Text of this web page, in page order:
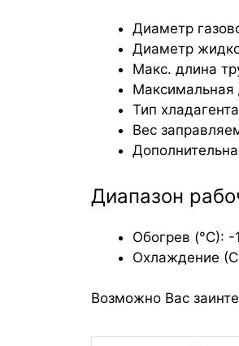
Диаметр
Диаметр
Макс. длина
Максимальная
Тип
Вес
Диапазон
Обогрев (°С): -
Охлаждение
Возможно Вас